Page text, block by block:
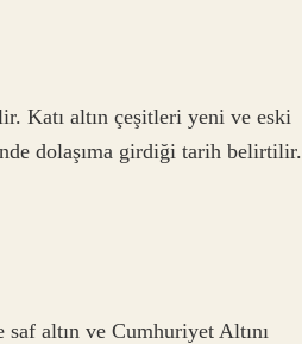
Katı altın çeşitleri yeni ve eski
dolaşıma girdiği tarih belirtilir.
altın ve Cumhuriyet Altını